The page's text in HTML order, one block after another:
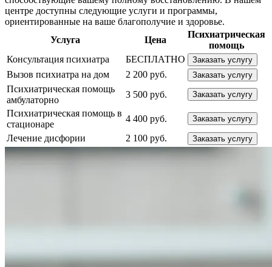
центре доступны следующие услуги и программы,
ориентированные на ваше благополучие и здоровье.
Услуга
Цена
Психиатрическая
помощь
Консультация психиатра
БЕСПЛАТНО Заказать услугу
Вызов психиатра на дом 2 200 руб. Заказать услугу
Психиатрическая помощь
амбулаторно
3 500 руб. Заказать услугу
Психиатрическая помощь в
стационаре
4 400 руб. Заказать услугу
Лечение дисфории 2 100 руб. Заказать услугу